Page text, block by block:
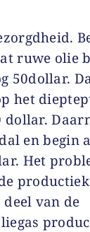
ruwe olie
50dollar.
het
dollar.
en begin
Het
van de